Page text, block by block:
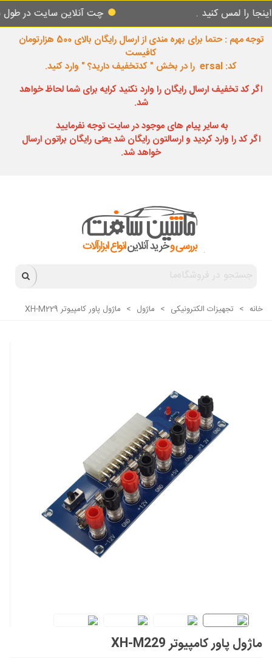
کنید . چت آنلاین سایت در طول شبانه
توجه مهم : حتما برای بهره مندی از ارسال رایگان بالای 500 هزارتومان
کافیست
کد: ersal را در بخش " کدتخفیف دارید؟ " وارد کنید.
اگر کد تخفیف ارسال رایگان را وارد نکنید کرایه برای شما لحاظ خواهد
شد.
به سایر پیام های موجود در سایت توجه نفرمایید
اگر کد را وارد کردید و ارسالتون رایگان شد یعنی رایگان براتون ارسال
خواهد شد.
خانه > تجهیزات الکترونیکی > ماژول > ماژول پاور کامپیوتر XH-M229
ماژول پاور کامپیوتر XH-M229